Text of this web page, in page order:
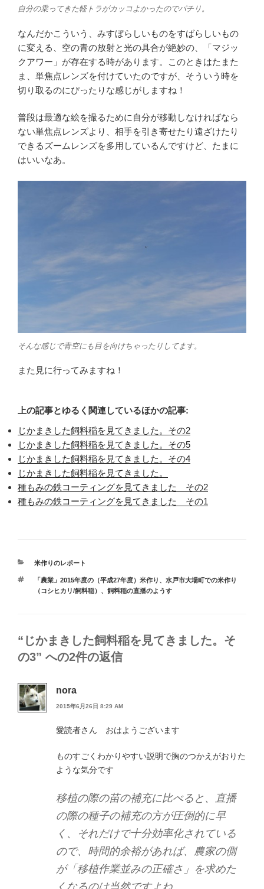
自分の乗ってきた軽トラがカッコよかったのでパチリ。
なんだかこういう、みすぼらしいものをすばらしいもの
に変える、空の青の放射と光の具合が絶妙の、「マジッ
クアワー」が存在する時があります。このときはたまた
ま、単焦点レンズを付けていたのですが、そういう時を
切り取るのにぴったりな感じがしますね！
普段は最適な絵を撮るために自分が移動しなければなら
ない単焦点レンズより、相手を引き寄せたり遠ざけたり
できるズームレンズを多用しているんですけど、たまに
はいいなあ。
そんな感じで青空にも目を向けちゃったりしてます。
また見に行ってみますね！
上の記事とゆるく関連しているほかの記事:
じかまきした飼料稲を見てきました。その2
じかまきした飼料稲を見てきました。その5
じかまきした飼料稲を見てきました。その4
じかまきした飼料稲を見てきました。
種もみの鉄コーティングを見てきました その2
種もみの鉄コーティングを見てきました その1
カ
リ
米作りのレポート
タ
グ
「農業」2015年度の（平成27年度）米作り 、 水戸市大場町での米作り
（コシヒカリ/飼料稲） 、 飼料稲の直播のようす
“じかまきした飼料稲を見てきました。そ
の3” への2件の返信
nora
2015年6月26日 8:29 AM
愛読者さん おはようございます
ものすごくわかりやすい説明で胸のつかえがおりた
ような気分です
移植の際の苗の補充に比べると、直播
の際の種子の補充の方が圧倒的に早
く、それだけで十分効率化されている
ので、時間的余裕があれば、農家の側
が「移植作業並みの正確さ」を求めた